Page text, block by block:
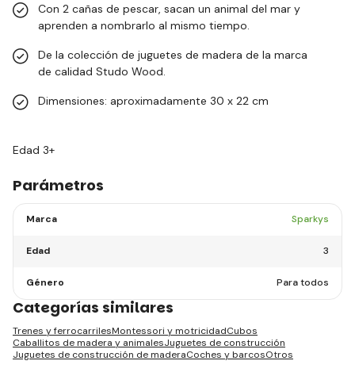
Con 2 cañas de pescar, sacan un animal del mar y
aprenden a nombrarlo al mismo tiempo.
De la colección de juguetes de madera de la marca
de calidad Studo Wood.
Dimensiones: aproximadamente 30 x 22 cm
Edad 3+
Parámetros
Marca Sparkys
Edad 3
Género Para todos
Categorías similares
Trenes y ferrocarrilesMontessori y motricidadCubos
Caballitos de madera y animalesJuguetes de construcción
Juguetes de construcción de maderaCoches y barcosOtros